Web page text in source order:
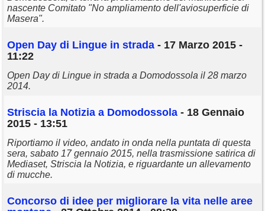
nascente Comitato "No ampliamento dell'aviosuperficie di
Masera".
Open Day di Lingue in strada - 17 Marzo 2015 -
11:22
Open Day di Lingue in strada a Domodossola il 28 marzo
2014.
Striscia la Notizia a Domodossola - 18 Gennaio
2015 - 13:51
Riportiamo il video, andato in onda nella puntata di questa
sera, sabato 17 gennaio 2015, nella trasmissione satirica di
Mediaset, Striscia la Notizia, e riguardante un allevamento
di mucche.
Concorso di idee per migliorare la vita nelle aree